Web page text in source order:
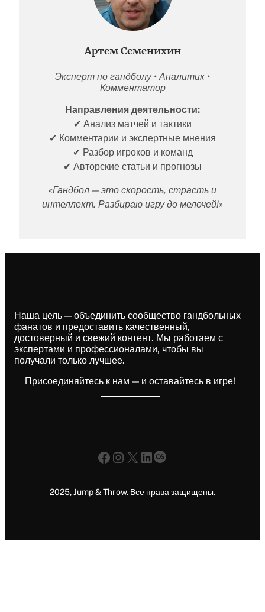
Артем Семенихин
Эксперт по гандболу • Аналитик •
Комментатор
Направления деятельности:
✔ Анализ матчей и тактики
✔ Комментарии и экспертные мнения
✔ Разбор игроков и команд
✔ Авторские статьи и прогнозы
«Гандбол — это скорость, страсть и
интеллект. Разбираю игру до мелочей!»
Наша цель — объединить сообщество гандбольных
фанатов и предоставить качественный,
достоверный и свежий контент. Мы работаем с
экспертами и профессионалами, чтобы вы
получали только лучшее.
Присоединяйтесь к нам — и оставайтесь в игре!
Facebook
Instagram
X LinkedIn
Last.fm
2025, Jump & Throw. Все права защищены.